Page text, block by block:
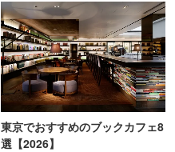
東京でおすすめのブックカフェ8
選【2026】